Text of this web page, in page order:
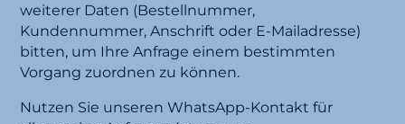
weiterer Daten (Bestellnummer,
Kundennummer, Anschrift oder E-Mailadresse)
bitten, um Ihre Anfrage einem bestimmten
Vorgang zuordnen zu können.
Nutzen Sie unseren WhatsApp-Kontakt für